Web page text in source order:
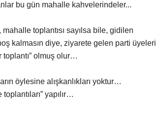
bu gün mahalle kahvelerindeler...
toplantısı sayılsa bile, gidilen
kalmasın diye, ziyarete gelen parti üyeleri
olmuş olur…
öylesine alışkanlıkları yoktur…
yapılır…